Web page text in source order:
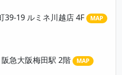
39-19 ルミネ川越店 4F
MAP
急大阪梅田駅 2階
MAP